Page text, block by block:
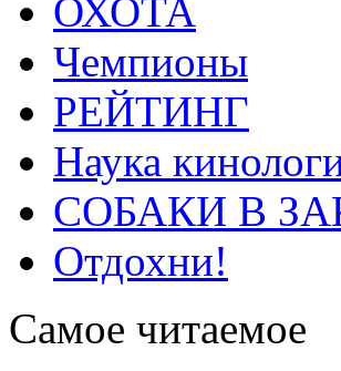
ОХОТА
Чемпионы
РЕЙТИНГ
Наука
СОБАКИ В
Отдохни!
Самое читаемое